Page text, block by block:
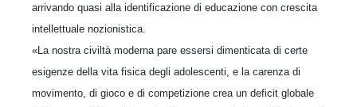
arrivando quasi alla identificazione di educazione con crescita
intellettuale nozionistica.
«La nostra civiltà moderna pare essersi dimenticata di certe
esigenze della vita fisica degli adolescenti, e la carenza di
movimento, di gioco e di competizione crea un deficit globale